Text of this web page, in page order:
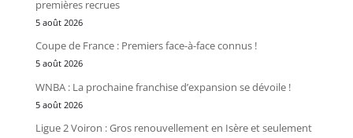
premières recrues
5 août 2026
Coupe de France : Premiers face-à-face connus !
5 août 2026
WNBA : La prochaine franchise d’expansion se dévoile !
5 août 2026
Ligue 2 Voiron : Gros renouvellement en Isère et seulement